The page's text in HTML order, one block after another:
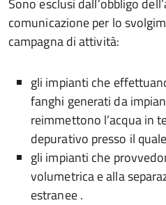
Sono esclusi dall’obbligo
comunicazione per lo
campagna di attività:
gli impianti che
fanghi generati da
reimmettono l’acqua in
depurativo presso il
gli impianti che
volumetrica e alla
estranee .